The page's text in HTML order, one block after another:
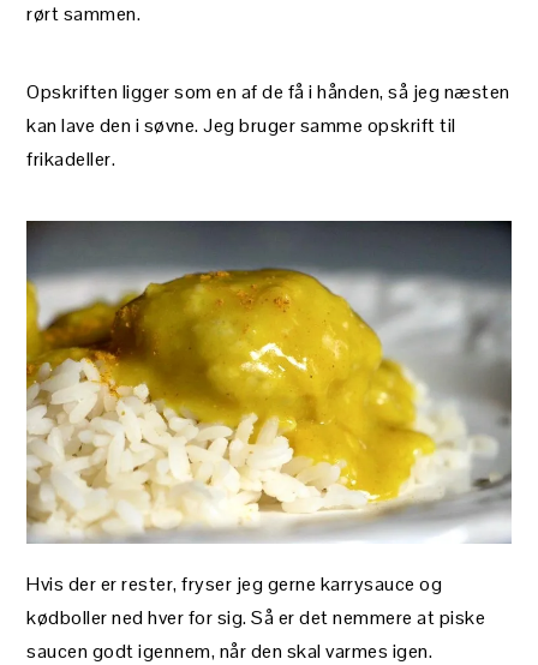
rørt sammen.
Opskriften ligger som en af de få i hånden, så jeg næsten
kan lave den i søvne. Jeg bruger samme opskrift til
frikadeller.
Hvis der er rester, fryser jeg gerne karrysauce og
kødboller ned hver for sig. Så er det nemmere at piske
saucen godt igennem, når den skal varmes igen.